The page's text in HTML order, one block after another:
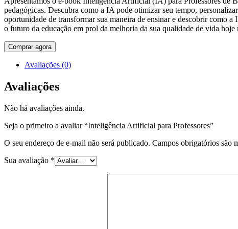
pedagógicas. Descubra como a IA pode otimizar seu tempo,
oportunidade de transformar sua maneira de ensinar e descobrir como
o futuro da educação em prol da melhoria da sua qualidade de vida hoje
Comprar agora
Avaliações (0)
Avaliações
Não há avaliações ainda.
Seja o primeiro a avaliar “Inteligência Artificial para Professores”
O seu endereço de e-mail não será publicado. Campos obrigatórios são
Sua avaliação *